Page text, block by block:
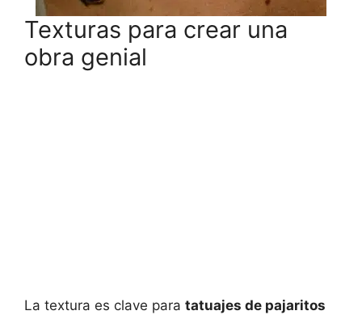
Texturas para crear una
obra genial
La textura es clave para tatuajes de pajaritos